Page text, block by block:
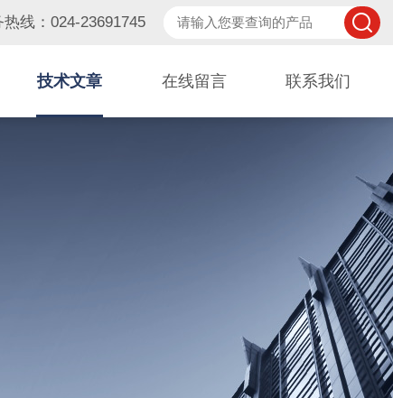
热线：024-23691745
技术文章 在线留言 联系我们